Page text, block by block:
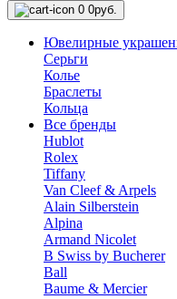
0 0руб.
Ювелирные
Серьги
Колье
Браслеты
Кольца
Все бренды
Hublot
Rolex
Tiffany
Van Cleef & Arpels
Alain Silberstein
Alpina
Armand Nicolet
B Swiss by Bucherer
Ball
Baume & Mercier